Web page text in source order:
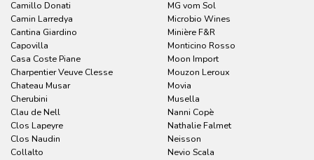
Camillo Donati
Camin Larredya
Cantina Giardino
Capovilla
Casa Coste Piane
Charpentier Veuve Clesse
Chateau Musar
Cherubini
Clau de Nell
Clos Lapeyre
Clos Naudin
Collalto
MG vom Sol
Microbio Wines
Minière F&R
Monticino Rosso
Moon Import
Mouzon Leroux
Movia
Musella
Nanni Copè
Nathalie Falmet
Neisson
Nevio Scala